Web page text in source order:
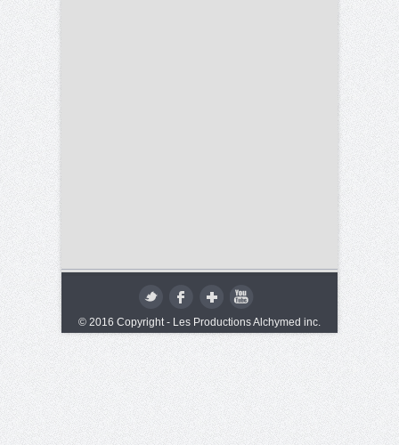
© 2016 Copyright - Les Productions Alchymed inc.